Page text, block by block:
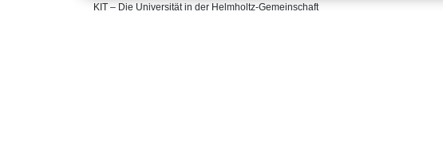
KIT – Die Universität in der Helmholtz-Gemeinschaft